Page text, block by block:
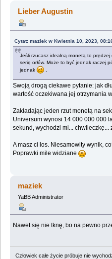
Lieber Augustin
Cytat: maziek w Kwietnia 10, 2023,
Jeśli rzucasz idealną monetą to prędzej
serię orłów. Może to być jednak raczej
jednak
.
Swoją drogą ciekawe pytanie: jak
wartość oczekiwana jej otrzymania
Zakładając jeden rzut monetą na
Universum wynosi 14 000 000 000
sekund, wychodzi mi... chwileczkę...
A masz ci los. Niesamowity wynik,
Poprawki mile widziane
maziek
YaBB Administrator
Nawet się nie tknę, bo na pewno
Człowiek całe życie próbuje nie